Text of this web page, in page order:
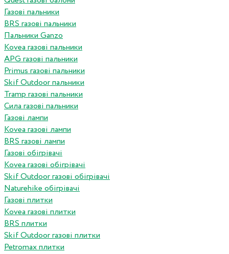
Газові пальники
BRS газові пальники
Пальники Ganzo
Kovea газові пальники
APG газові пальники
Primus газові пальники
Skif Outdoor пальники
Tramp газові пальники
Сила газові пальники
Газові лампи
Kovea газові лампи
BRS газові лампи
Газові обігрівачі
Kovea газові обігрівачі
Skif Outdoor газові обігрівачі
Naturehike обігрівачі
Газові плитки
Kovea газові плитки
BRS плитки
Skif Outdoor газові плитки
Petromax плитки